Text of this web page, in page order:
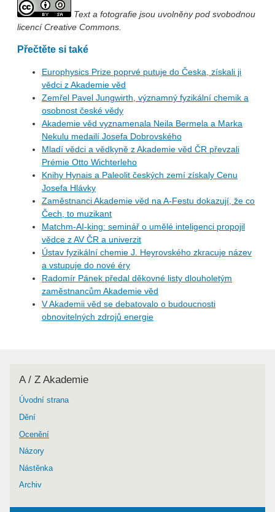
Text a fotografie jsou uvolněny pod svobodnou
licencí Creative Commons.
Přečtěte si také
Europhysics Prize poprvé putuje do Česka, získali ji
vědci z Akademie věd
Zemřel Pavel Jungwirth, významný fyzikální chemik a
osobnost české vědy
Akademie věd vyznamenala Neila Bermela a Marka
Nekulu medailí Josefa Dobrovského
Mladí vědci a vědkyně z Akademie věd ČR převzali
Prémie Otto Wichterleho
Knihy Hynais a Paleolit českých zemí získaly Cenu
Josefa Hlávky
Zaměstnanci Akademie věd na A-Festu dokazují, že co
Čech, to muzikant
Matchm-AI-king: seminář o umělé inteligenci propojil
vědce z AV ČR a univerzit
Ústav fyzikální chemie J. Heyrovského zkracuje název
a vstupuje do nové éry
Radomír Pánek předal děkovné listy dlouholetým
zaměstnancům Akademie věd
V Akademii věd se debatovalo o budoucnosti
obnovitelných zdrojů energie
A / Z Akademie
Úvodní strana
Dění
Ocenění
Názory
Nástěnka
Archiv